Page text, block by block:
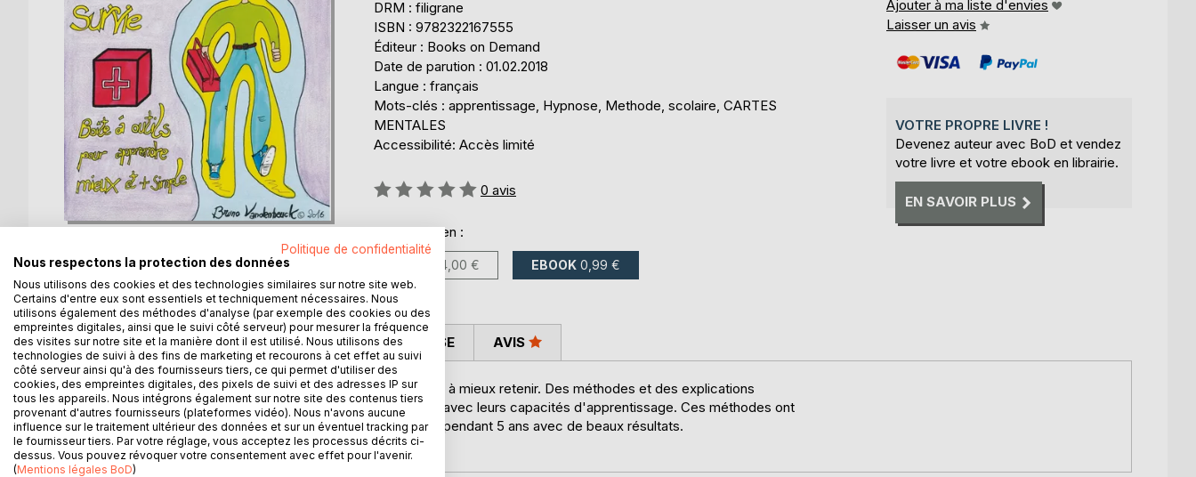
DRM : filigrane
ISBN : 9782322167555
Éditeur : Books on Demand
Date de parution : 01.02.2018
Langue : français
Mots-clés : apprentissage, Hypnose, Methode, scolaire, CARTES
MENTALES
Accessibilité: Accès limité
Évaluation:
0 avis
Disponible en :
24,00 € EBOOK 0,99 €
Ajouter à ma liste d'envies
Laisser un avis
VOTRE PROPRE LIVRE !
Devenez auteur avec BoD et vendez
votre livre et votre ebook en librairie.
EN SAVOIR PLUS
DESCRIPTION
Méthode H, c'est un kit de survie scolaire pour apprendre à mieux retenir. Des méthodes et des explications
simples à réaliser pour que l'adulte ou l'enfant s'amusent avec leurs capacités d'apprentissage. Ces méthodes ont
été mises en place dans un collège public d'Eure-et-Loir pendant 5 ans avec de beaux résultats.
Maintenant, c'est à vous !
AUTEUR(S) CRITIQUES PRESSE AVIS
Politique de confidentialité
Nous respectons la protection des données
Nous utilisons des cookies et des technologies similaires sur notre site web.
Certains d'entre eux sont essentiels et techniquement nécessaires. Nous
utilisons également des méthodes d'analyse (par exemple des cookies ou des
empreintes digitales, ainsi que le suivi côté serveur) pour mesurer la fréquence
des visites sur notre site et la manière dont il est utilisé. Nous utilisons des
technologies de suivi à des fins de marketing et recourons à cet effet au suivi
côté serveur ainsi qu'à des fournisseurs tiers, ce qui permet d'utiliser des
cookies, des empreintes digitales, des pixels de suivi et des adresses IP sur
tous les appareils. Nous intégrons également sur notre site des contenus tiers
provenant d'autres fournisseurs (plateformes vidéo). Nous n'avons aucune
influence sur le traitement ultérieur des données et sur un éventuel tracking par
le fournisseur tiers. Par votre réglage, vous acceptez les processus décrits ci-
dessus. Vous pouvez révoquer votre consentement avec effet pour l'avenir.
(Mentions légales BoD)